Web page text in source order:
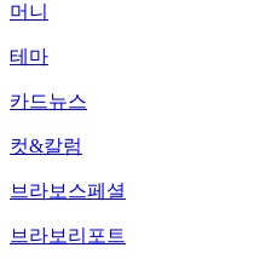
머니
테마
카드뉴스
컷&칼럼
브라보스페셜
브라보리포트